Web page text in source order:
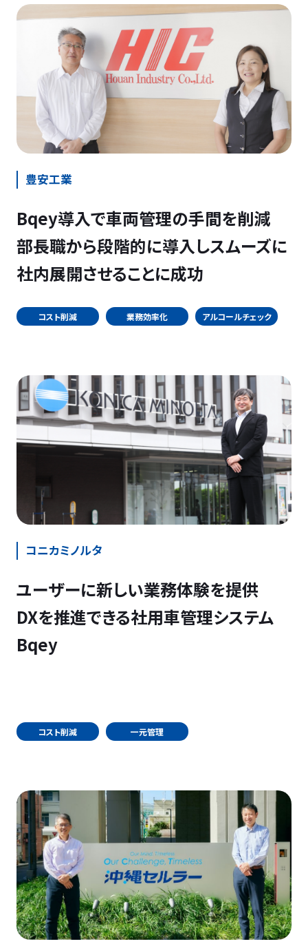
豊安工業
Bqey導入で車両管理の手間を削減
部長職から段階的に導入しスムーズに
社内展開させることに成功
コスト削減 業務効率化 アルコールチェック
コニカミノルタ
ユーザーに新しい業務体験を提供
DXを推進できる社用車管理システム
Bqey
コスト削減 一元管理